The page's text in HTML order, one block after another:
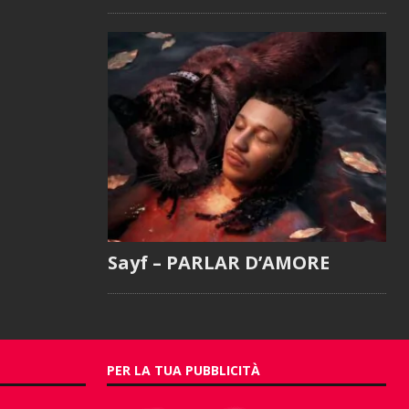
Sayf – PARLAR D’AMORE
PER LA TUA PUBBLICITÀ